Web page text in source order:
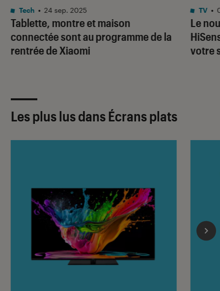
Tablette, montre et maison
connectée sont au programme de la
rentrée de Xiaomi
Tech • 24 sep. 2025
Le
votre
TV •
Les plus lus dans Écrans plats